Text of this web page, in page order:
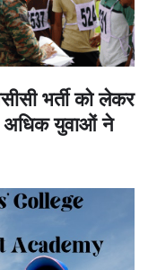
भर्ती को लेकर
अधिक युवाओं ने